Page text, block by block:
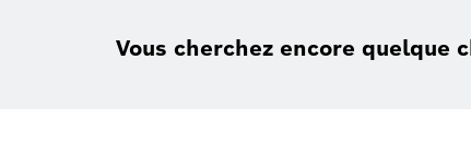
Vous cherchez encore quelque